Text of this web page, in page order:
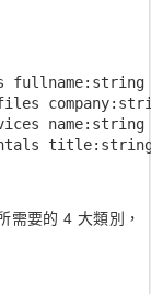
fullname:string
需要的 4 大類別，